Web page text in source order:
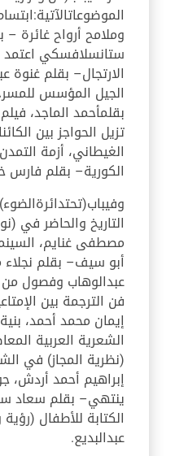
الموضوعاتالآتية:
وملامح أرواح غائرة –
ستانسلافسكي
الارتجال– بقلم غنوة
الجيل المؤسس
بقلمأحمد الماجد،
تزيل الحواجز بين
الغيطاني، أزمة
الكورية– بقلم فارس
وفيباب(تحتدائرةالضوء)
التاريخ والحاضر في
مصطفى غنايم،
أبو سيف– بقلم
عبدالوهاب وفصول من
فن الترجمة بين
إيمان محمد أحمد،
الشعرية العربية
(نظرية المجاز) في
إبراهيم أحمد أردش،
ينتهي– بقلم سعاد
الكتابة للأطفال
عبدالبديع.